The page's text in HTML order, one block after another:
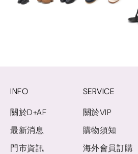
INFO
關於D+AF
最新消息
門市資訊
SERVICE
關於VIP
購物須知
海外會員訂購